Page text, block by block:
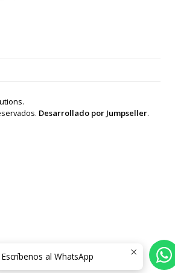
Desarrollado por Jumpseller.
Escríbenos al WhatsApp